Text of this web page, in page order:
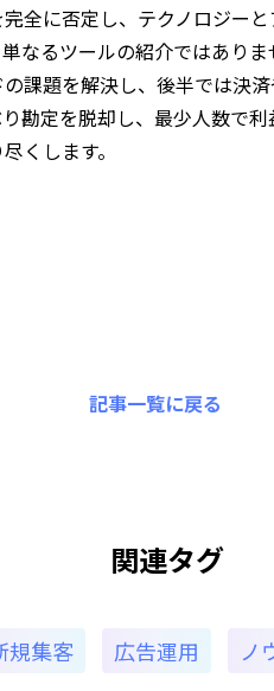
全に否定し、テクノロジー
なるツールの紹介ではあり
課題を解決し、後半では決
勘定を脱却し、最少人数で利
くします。
記事一覧に戻る
関連タグ
規集客 広告運用 ノ